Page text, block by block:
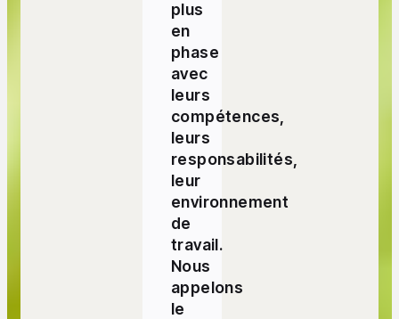
plus
en
phase
avec
leurs
compétences,
leurs
responsabilités,
leur
environnement
de
travail.
Nous
appelons
le